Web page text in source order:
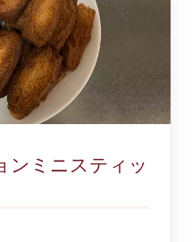
ンミニスティッ